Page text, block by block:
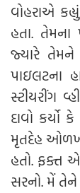
વોહરાએ
હતા.
જ્યારે
પાઇલટના
સ્ટીયરીંગ
દાવો
મૃતદેહ
હતો. ફક્ત
સરનો. મેં તેને